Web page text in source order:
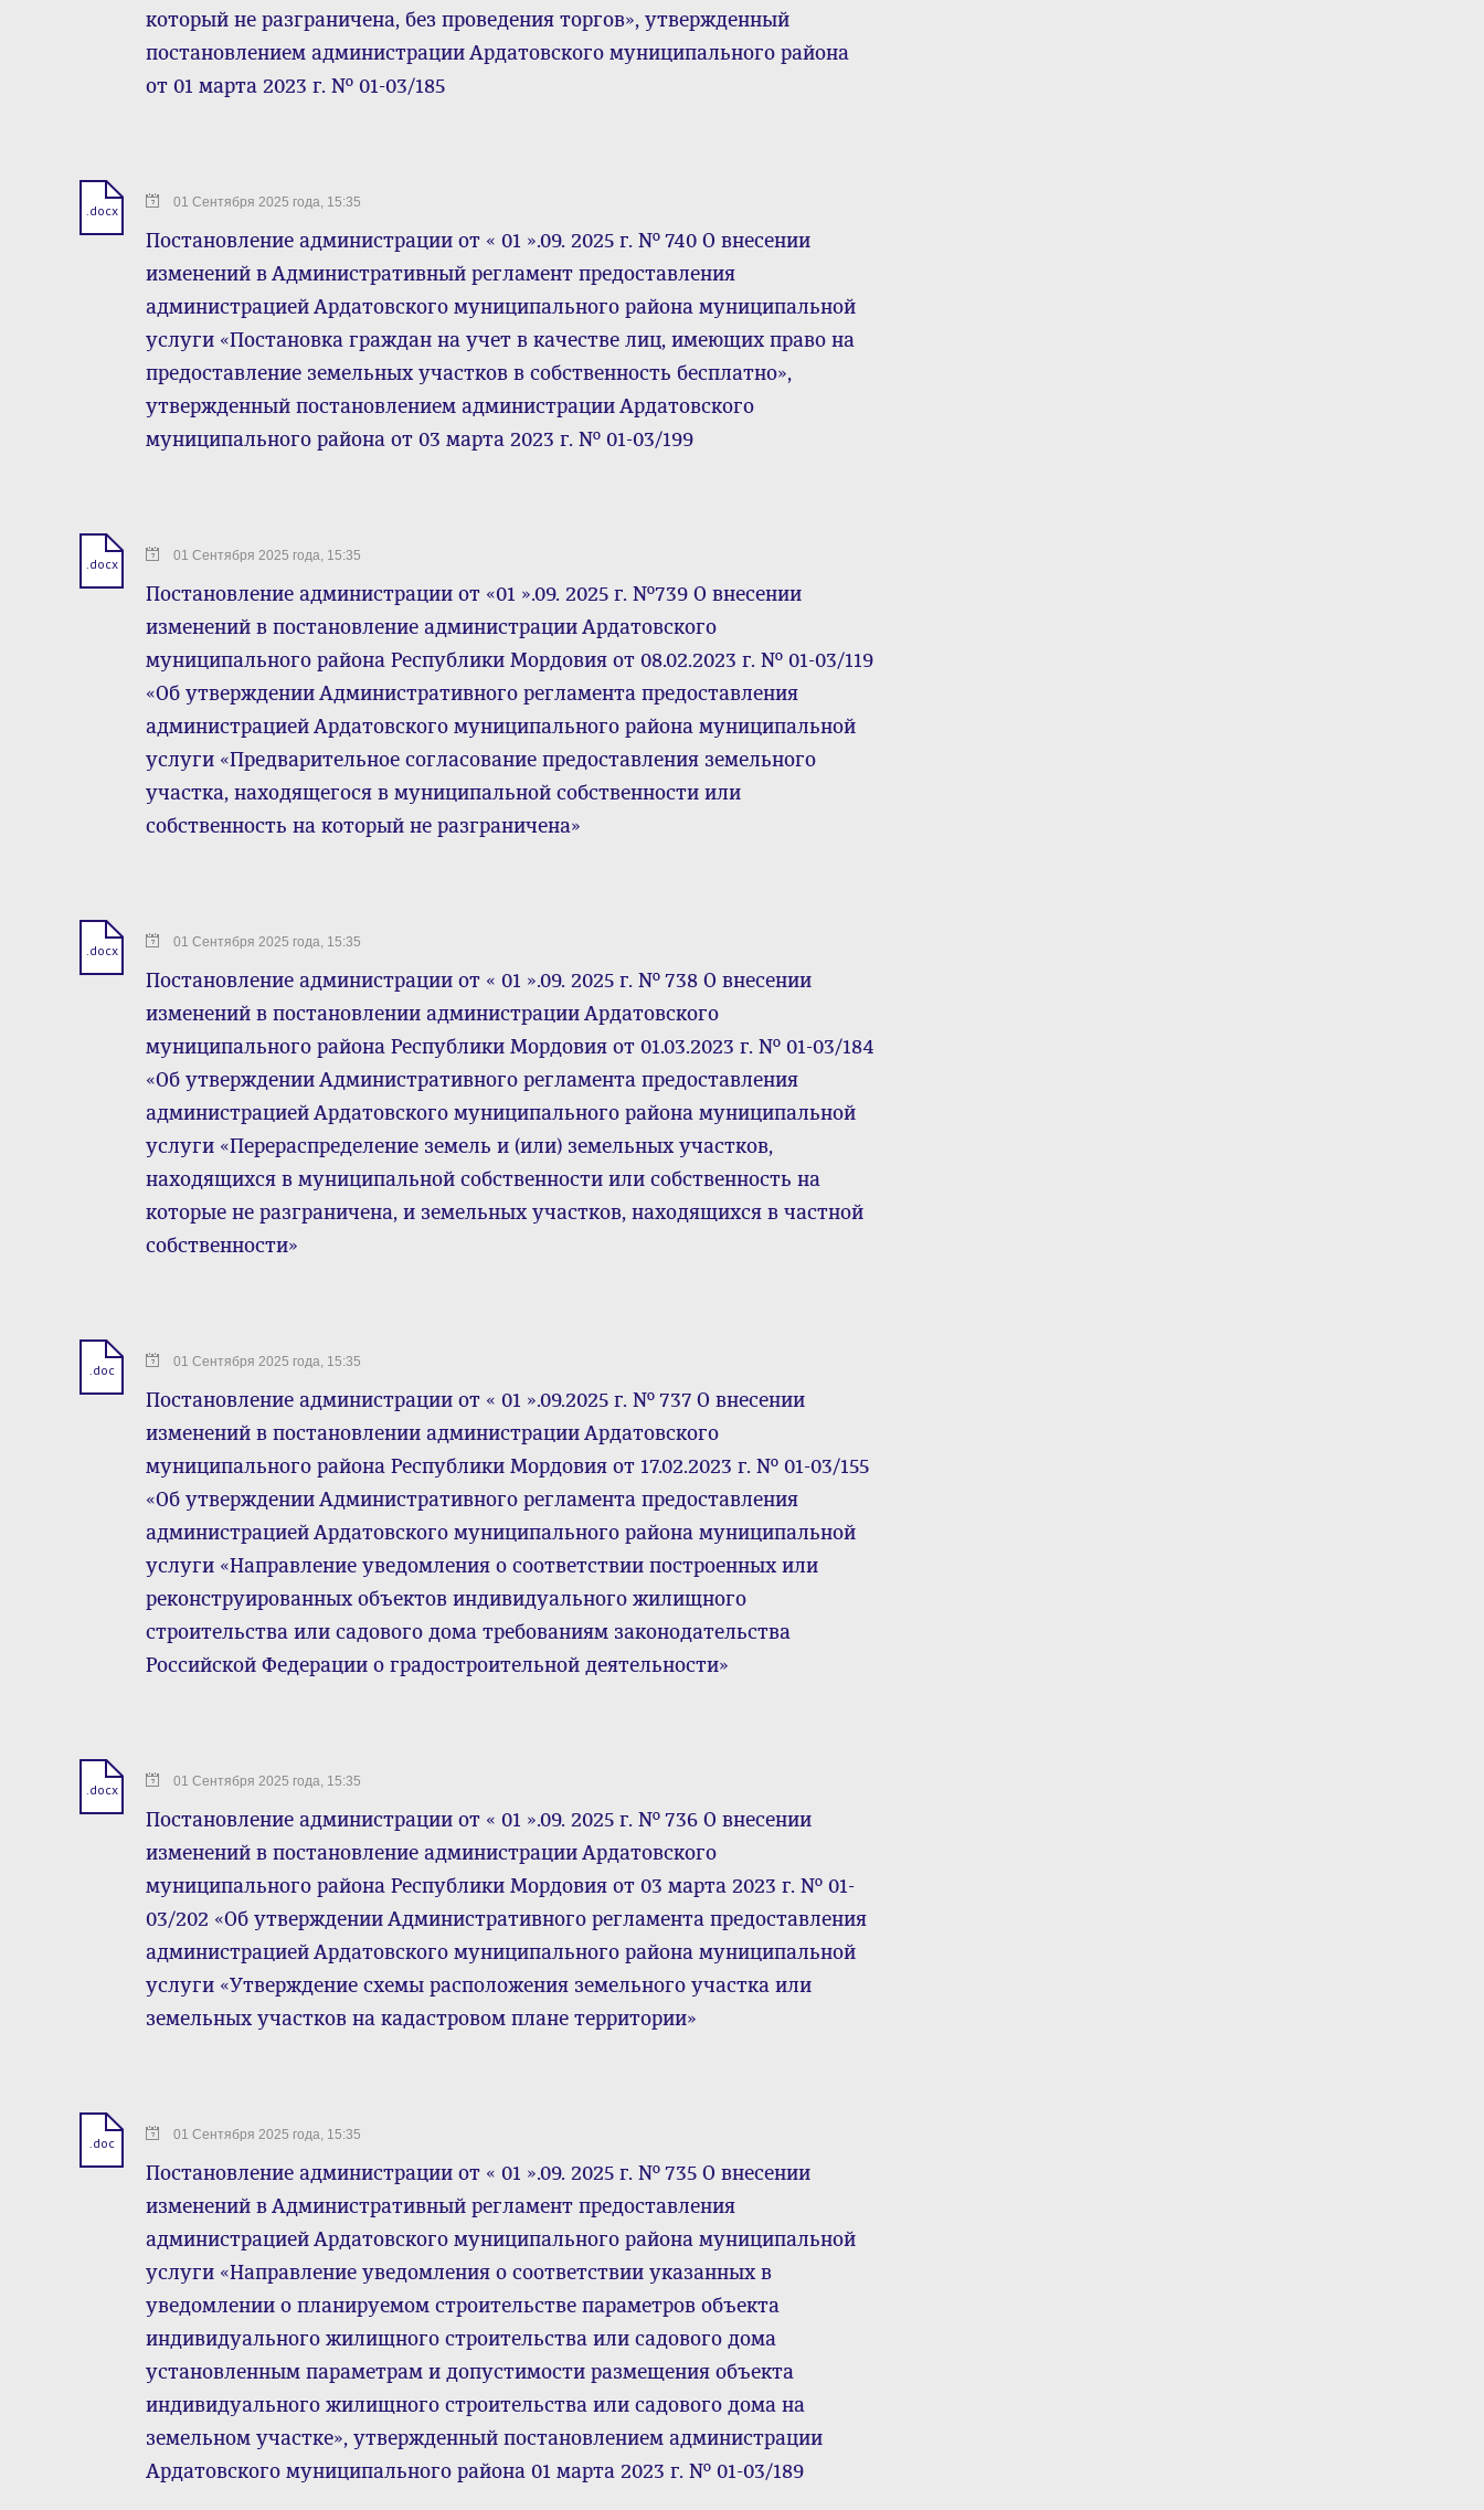
который не разграничена, без проведения торгов», утвержденный
постановлением администрации Ардатовского муниципального района
от 01 марта 2023 г. № 01-03/185
.docx 01 Сентября 2025 года, 15:35
Постановление администрации от « 01 ».09. 2025 г. № 740 О внесении
изменений в Административный регламент предоставления
администрацией Ардатовского муниципального района муниципальной
услуги «Постановка граждан на учет в качестве лиц, имеющих право на
предоставление земельных участков в собственность бесплатно»,
утвержденный постановлением администрации Ардатовского
муниципального района от 03 марта 2023 г. № 01-03/199
.docx 01 Сентября 2025 года, 15:35
Постановление администрации от «01 ».09. 2025 г. №739 О внесении
изменений в постановление администрации Ардатовского
муниципального района Республики Мордовия от 08.02.2023 г. № 01-03/119
«Об утверждении Административного регламента предоставления
администрацией Ардатовского муниципального района муниципальной
услуги «Предварительное согласование предоставления земельного
участка, находящегося в муниципальной собственности или
собственность на который не разграничена»
.docx 01 Сентября 2025 года, 15:35
Постановление администрации от « 01 ».09. 2025 г. № 738 О внесении
изменений в постановлении администрации Ардатовского
муниципального района Республики Мордовия от 01.03.2023 г. № 01-03/184
«Об утверждении Административного регламента предоставления
администрацией Ардатовского муниципального района муниципальной
услуги «Перераспределение земель и (или) земельных участков,
находящихся в муниципальной собственности или собственность на
которые не разграничена, и земельных участков, находящихся в частной
собственности»
.doc 01 Сентября 2025 года, 15:35
Постановление администрации от « 01 ».09.2025 г. № 737 О внесении
изменений в постановлении администрации Ардатовского
муниципального района Республики Мордовия от 17.02.2023 г. № 01-03/155
«Об утверждении Административного регламента предоставления
администрацией Ардатовского муниципального района муниципальной
услуги «Направление уведомления о соответствии построенных или
реконструированных объектов индивидуального жилищного
строительства или садового дома требованиям законодательства
Российской Федерации о градостроительной деятельности»
.docx 01 Сентября 2025 года, 15:35
Постановление администрации от « 01 ».09. 2025 г. № 736 О внесении
изменений в постановление администрации Ардатовского
муниципального района Республики Мордовия от 03 марта 2023 г. № 01-
03/202 «Об утверждении Административного регламента предоставления
администрацией Ардатовского муниципального района муниципальной
услуги «Утверждение схемы расположения земельного участка или
земельных участков на кадастровом плане территории»
.doc 01 Сентября 2025 года, 15:35
Постановление администрации от « 01 ».09. 2025 г. № 735 О внесении
изменений в Административный регламент предоставления
администрацией Ардатовского муниципального района муниципальной
услуги «Направление уведомления о соответствии указанных в
уведомлении о планируемом строительстве параметров объекта
индивидуального жилищного строительства или садового дома
установленным параметрам и допустимости размещения объекта
индивидуального жилищного строительства или садового дома на
земельном участке», утвержденный постановлением администрации
Ардатовского муниципального района 01 марта 2023 г. № 01-03/189